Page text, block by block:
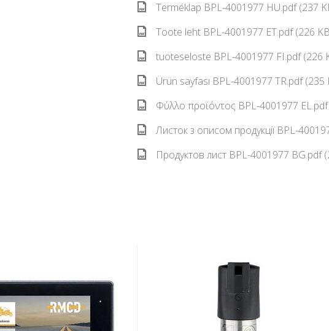
Terméklap BPL-4001977 HU.pdf (237
Toote leht BPL-4001977 ET.pdf (226
tuoteseloste BPL-4001977 FI.pdf (226
Ürün sayfası BPL-4001977 TR.pdf (235
Φύλλο προϊόντος BPL-4001977
Листок з описом продукції BPL-
Продуктов лист BPL-4001977 BG.pdf